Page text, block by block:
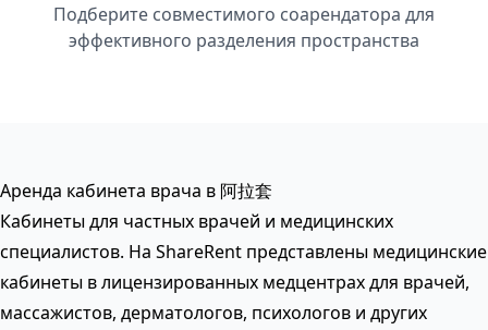
Подберите совместимого соарендатора для
эффективного разделения пространства
Аренда кабинета врача в 阿拉套
Кабинеты для частных врачей и медицинских
специалистов. На ShareRent представлены медицинские
кабинеты в лицензированных медцентрах для врачей,
массажистов, дерматологов, психологов и других